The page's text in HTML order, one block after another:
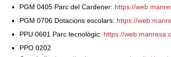
PGM 0405 Parc del Cardener: https://
PGM 0706 Dotacions escolars: https://
PPU 0601 Parc tecnològic: https://
PPO 0202